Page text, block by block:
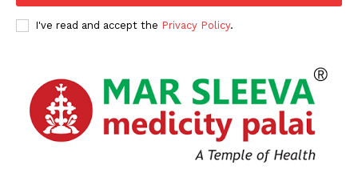
PALA VISION
About
I've read and accept the Privacy Policy.